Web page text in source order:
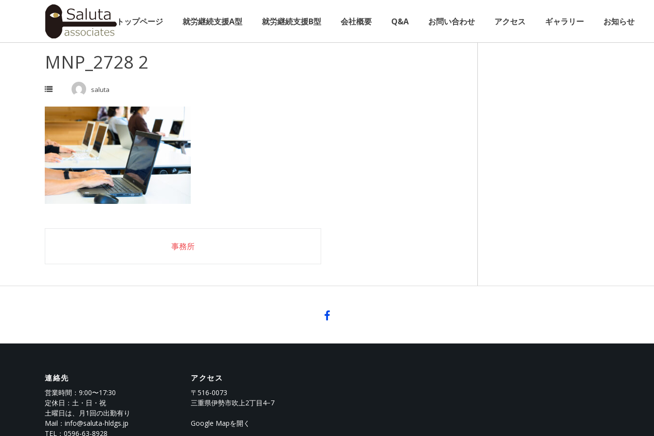
トップページ 就労継続支援A型 就労継続支援B型 会社概要 Q&A お問い合わせ アクセス ギャラリー お知らせ
MNP_2728 2
saluta
事務所
連絡先
営業時間：9:00〜17:30
定休日：土・日・祝
土曜日は、月1回の出勤有り
Mail：info@saluta-hldgs.jp
TEL： 0596-63-8928
アクセス
〒516-0073
三重県伊勢市吹上2丁目4−7
Google Mapを開く